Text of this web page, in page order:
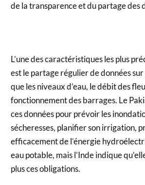
de la transparence et du partage des
L’une des caractéristiques les plus
est le partage régulier de données
que les niveaux d’eau, le débit des
fonctionnement des barrages. Le
ces données pour prévoir les
sécheresses, planifier son irrigation,
efficacement de l’énergie
eau potable, mais l’Inde indique
plus ces obligations.